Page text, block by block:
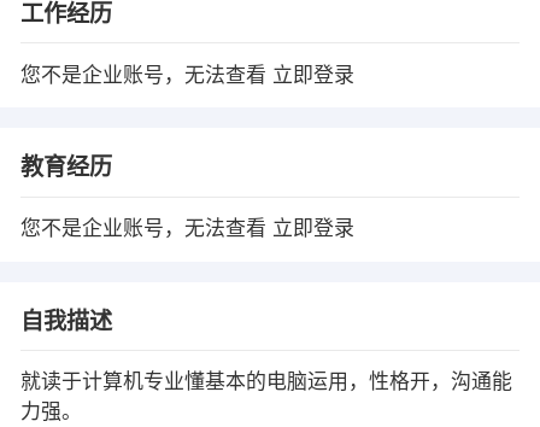
工作经历
您不是企业账号，无法查看 立即登录
教育经历
您不是企业账号，无法查看 立即登录
自我描述
就读于计算机专业懂基本的电脑运用，性格开，沟通能
力强。